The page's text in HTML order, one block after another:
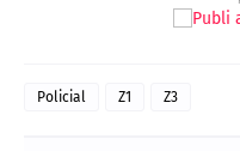
Policial Z1 Z3